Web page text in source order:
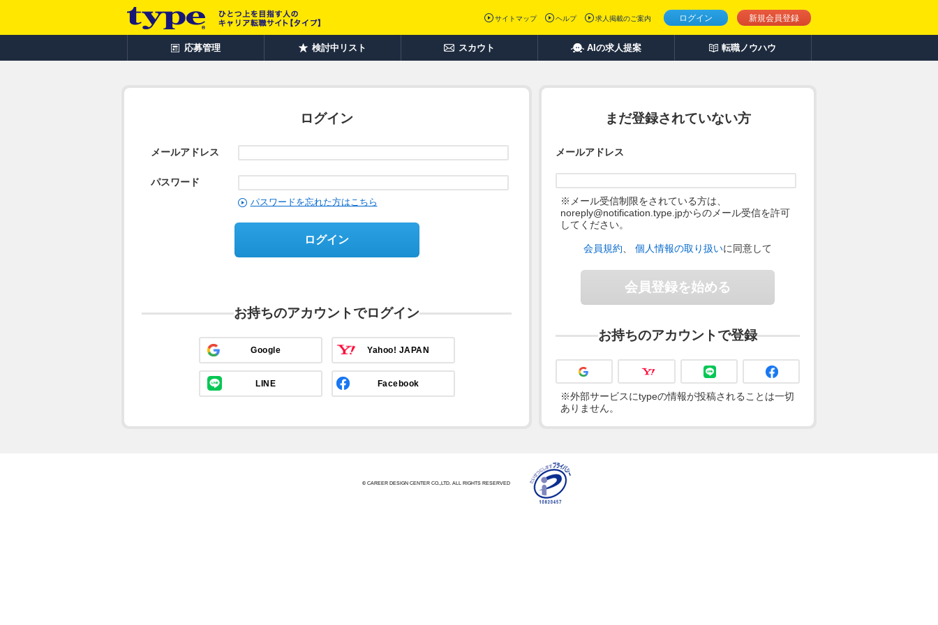
ログイン 新規会員登録
サイトマップ ヘルプ 求人掲載のご案内
応募管理 検討中リスト スカウト AIの求人提案 転職ノウハウ
ログイン
メールアドレス
パスワード
パスワードを忘れた方はこちら
ログイン
お持ちのアカウントでログイン
Google Yahoo! JAPAN
LINE Facebook
まだ登録されていない方
メールアドレス
※メール受信制限をされている方は、
noreply@notification.type.jpからのメール受信を許可
してください。
会員規約 個人情報の取り扱いに同意して
会員登録を始める
お持ちのアカウントで登録
※外部サービスにtypeの情報が投稿されることは一切
ありません。
© CAREER DESIGN CENTER CO.,LTD. ALL RIGHTS RESERVED